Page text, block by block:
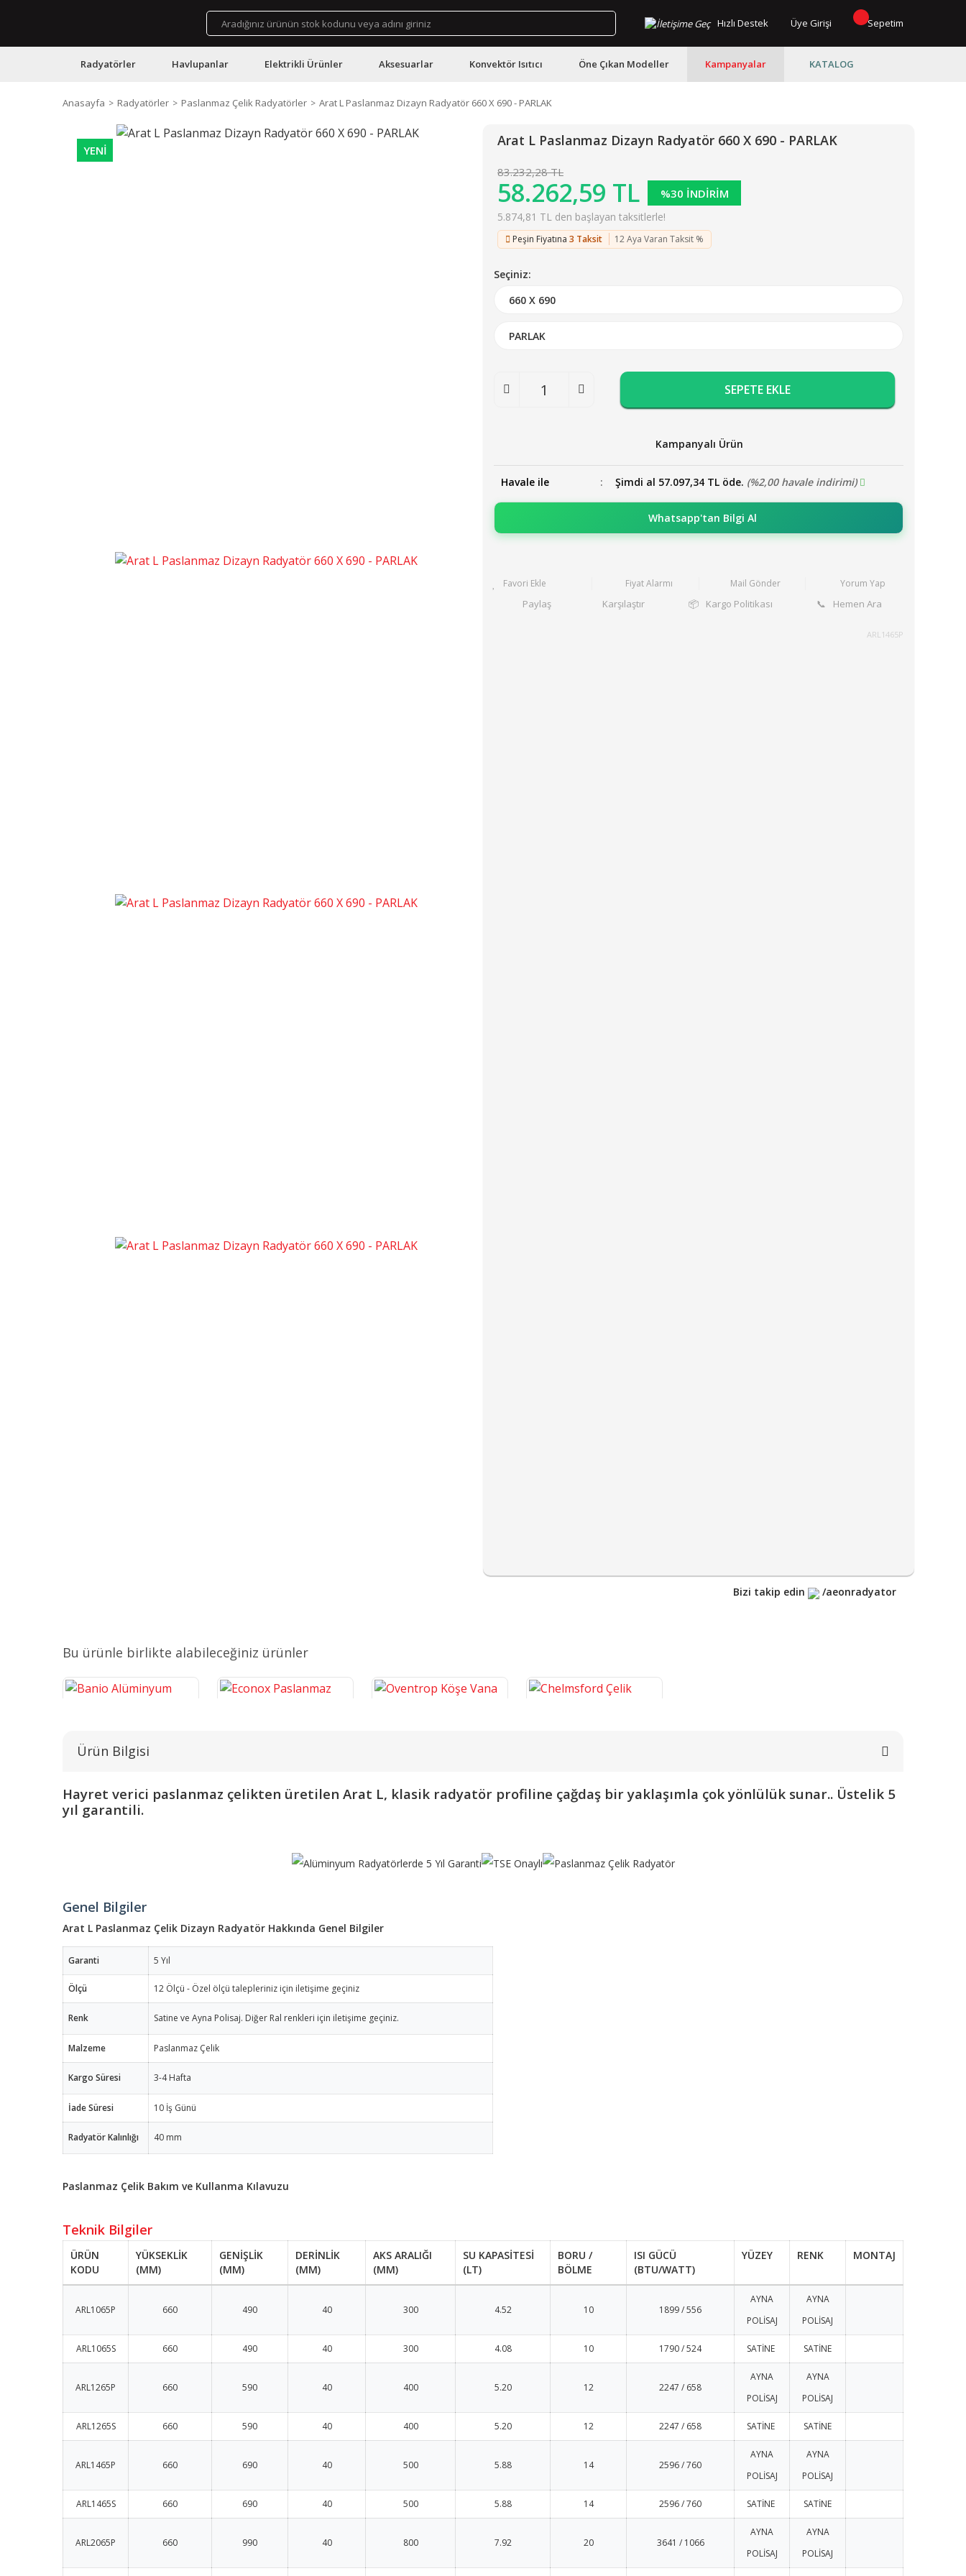
Hızlı Destek Üye Girişi Sepetim
Radyatörler Havlupanlar Elektrikli Ürünler Aksesuarlar Konvektör Isıtıcı Öne Çıkan Modeller Kampanyalar KATALOG
Anasayfa Radyatörler Paslanmaz Çelik Radyatörler Arat L Paslanmaz Dizayn Radyatör 660 X 690 - PARLAK
YENİ
Arat L Paslanmaz Dizayn Radyatör 660 X 690 - PARLAK
83.232,28 TL
58.262,59 TL %30 İNDİRİM
5.874,81 TL den başlayan taksitlerle!
Peşin Fiyatına 3 Taksit 12 Aya Varan Taksit %
Seçiniz:
SEPETE EKLE
Kampanyalı Ürün
Havale ile Şimdi al 57.097,34 TL öde. (%2,00 havale indirimi)
Whatsapp'tan Bilgi Al
Fiyat Alarmı Mail Gönder Yorum Yap
Paylaş Karşılaştır 📦 Kargo Politikası 📞 Hemen Ara
ARL1465P
Bizi takip edin /aeonradyator
Bu ürünle birlikte alabileceğiniz ürünler
Banio Alüminyum Havlupan
18.160,97 TL 2.238,84 TL 7.661,16 TL
Ürün Bilgisi
Hayret verici paslanmaz çelikten üretilen Arat L, klasik radyatör profiline çağdaş bir yaklaşımla çok yönlülük sunar.. Üstelik 5
yıl garantili.
Genel Bilgiler
Arat L Paslanmaz Çelik Dizayn Radyatör Hakkında Genel Bilgiler
Garanti 5 Yıl
Ölçü 12 Ölçü - Özel ölçü talepleriniz için iletişime geçiniz
Renk Satine ve Ayna Polisaj. Diğer Ral renkleri için iletişime geçiniz.
Malzeme Paslanmaz Çelik
Kargo Süresi 3-4 Hafta
İade Süresi 10 İş Günü
Radyatör Kalınlığı 40 mm
Paslanmaz Çelik Bakım ve Kullanma Kılavuzu
Teknik Bilgiler
ÜRÜN
KODU
YÜKSEKLİK
(MM)
GENİŞLİK
(MM)
DERİNLİK
(MM)
AKS ARALIĞI
(MM)
SU KAPASİTESİ
(LT)
BORU /
BÖLME
ISI GÜCÜ
(BTU/WATT)
YÜZEY RENK MONTAJ
ARL1065P 660 490 40 300 4.52 10 1899 / 556
AYNA
POLİSAJ
AYNA
POLİSAJ
ARL1065S 660 490 40 300 4.08 10 1790 / 524 SATİNE SATİNE
ARL1265P 660 590 40 400 5.20 12 2247 / 658
AYNA
POLİSAJ
AYNA
POLİSAJ
ARL1265S 660 590 40 400 5.20 12 2247 / 658 SATİNE SATİNE
ARL1465P 660 690 40 500 5.88 14 2596 / 760
AYNA
POLİSAJ
AYNA
POLİSAJ
ARL1465S 660 690 40 500 5.88 14 2596 / 760 SATİNE SATİNE
ARL2065P 660 990 40 800 7.92 20 3641 / 1066
AYNA
POLİSAJ
AYNA
POLİSAJ